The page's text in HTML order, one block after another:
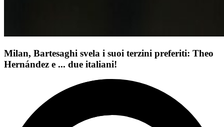
Milan, Bartesaghi svela i suoi terzini preferiti: Theo
Hernández e ... due italiani!